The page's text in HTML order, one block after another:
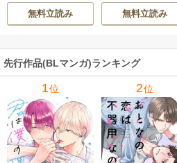
無料立読み
王子をヤンデレに
してしまった【シ
おむ
無料立読み
先行作品(BLマンガ)ランキング
1位 2位